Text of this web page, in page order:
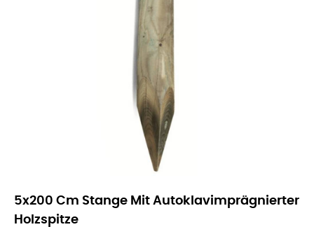
5x200 Cm Stange Mit Autoklavimprägnierter
Holzspitze